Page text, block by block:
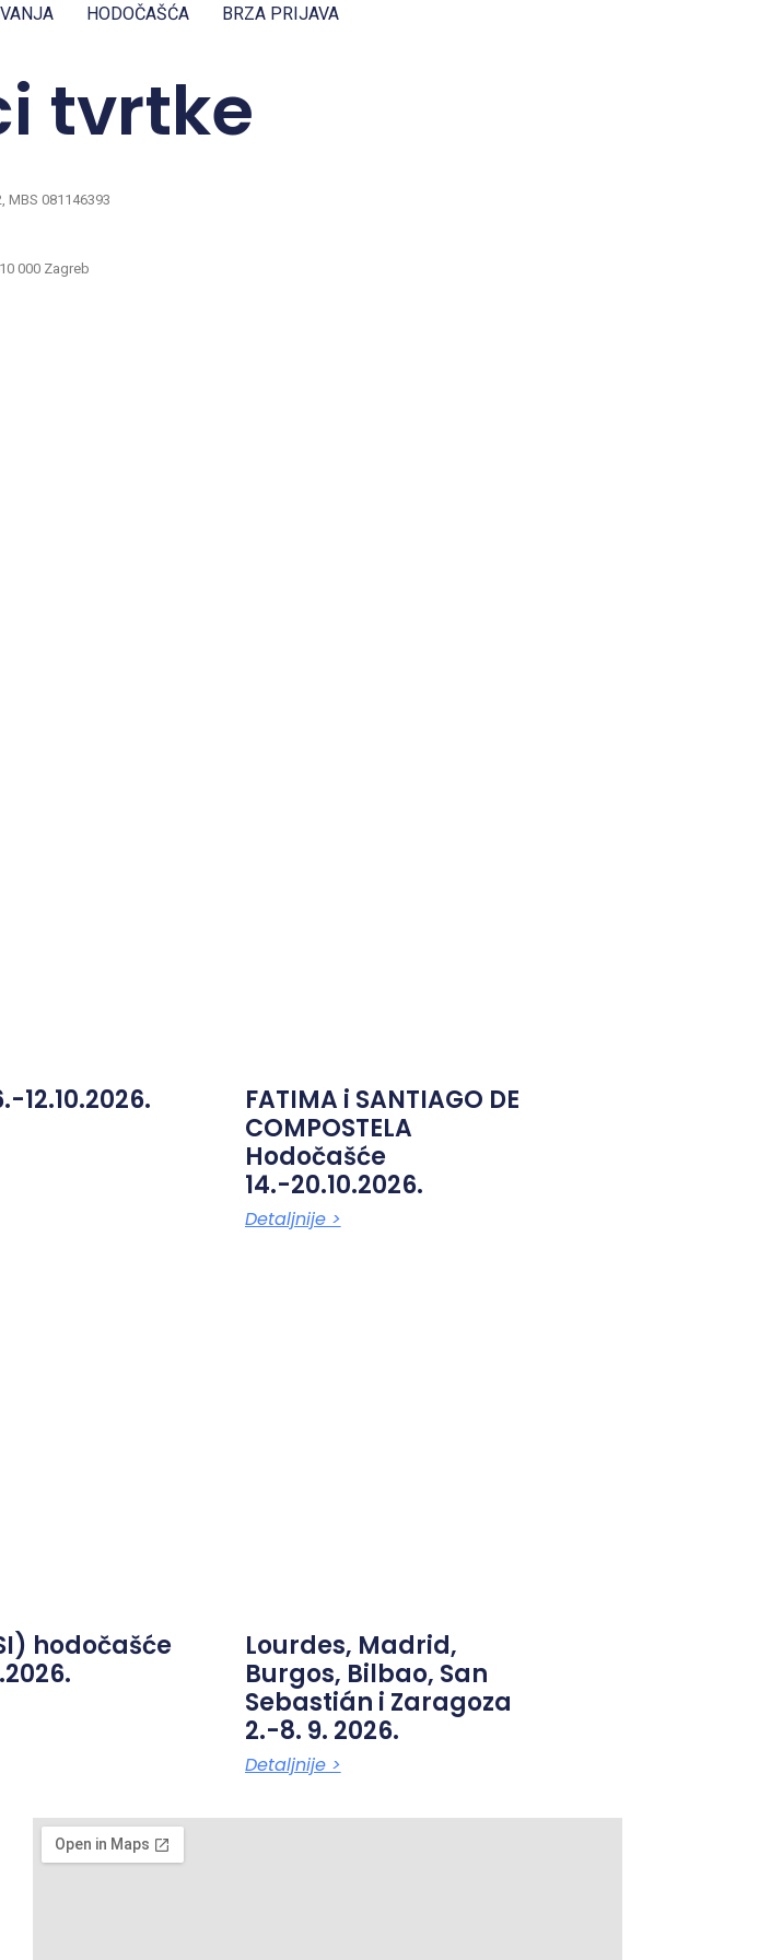
HODOČAŠĆA BRZA PRIJAVA
tvrtke
MBS 081146393
000 Zagreb
12.10.2026.
FATIMA i SANTIAGO DE
COMPOSTELA
Hodočašće
14.-20.10.2026.
Detaljnije >
hodočašće
Lourdes, Madrid,
Burgos, Bilbao, San
Sebastián i Zaragoza
2.-8. 9. 2026.
Detaljnije >